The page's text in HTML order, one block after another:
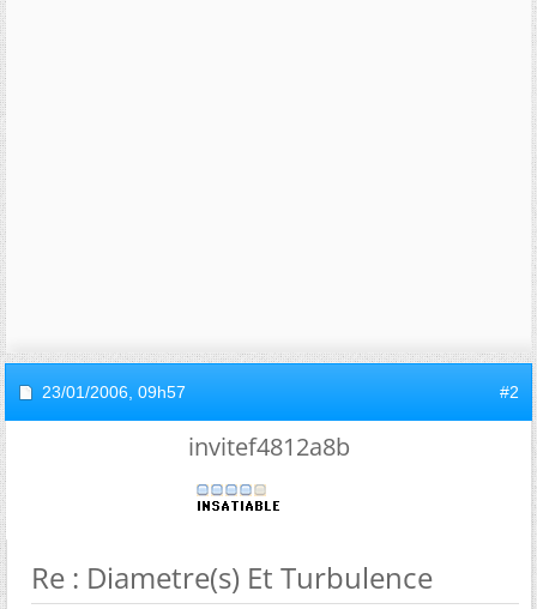
23/01/2006, 09h57 #2
invitef4812a8b
Re : Diametre(s) Et Turbulence